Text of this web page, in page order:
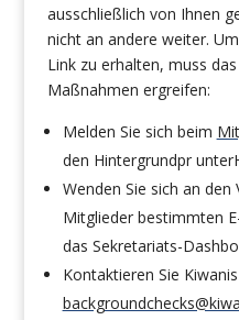
ausschließlich von Ihnen
nicht an andere weiter.
Link zu erhalten, muss
Maßnahmen ergreifen:
Melden Sie sich beim
den Hintergrundpr
Wenden Sie sich an
Mitglieder bestimmten
das Sekretariats-
Kontaktieren Sie